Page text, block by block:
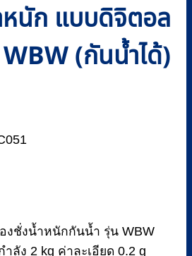
หนัก แบบดิจิตอล
(กันน้ำได้)
องชั่งน้ำหนักกันน้ำ รุ่น WBW
ลัง 2 kg ค่าละเอียด 0.2 g